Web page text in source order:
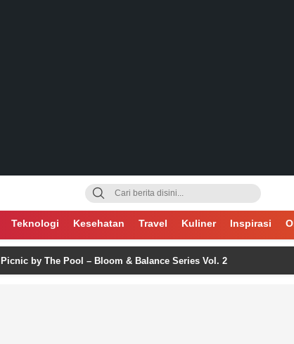
Bangsa
Teknologi Kesehatan Travel Kuliner Inspirasi
The Pool – Bloom & Balance Series Vol. 2